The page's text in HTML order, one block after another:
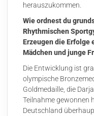
herauszukommen.
Wie ordnest du
Rhythmischen
Erzeugen die Erfolge
Mädchen und junge
Die Entwicklung ist
olympische
Goldmedaille, die
Teilnahme gewonnen
Deutschland